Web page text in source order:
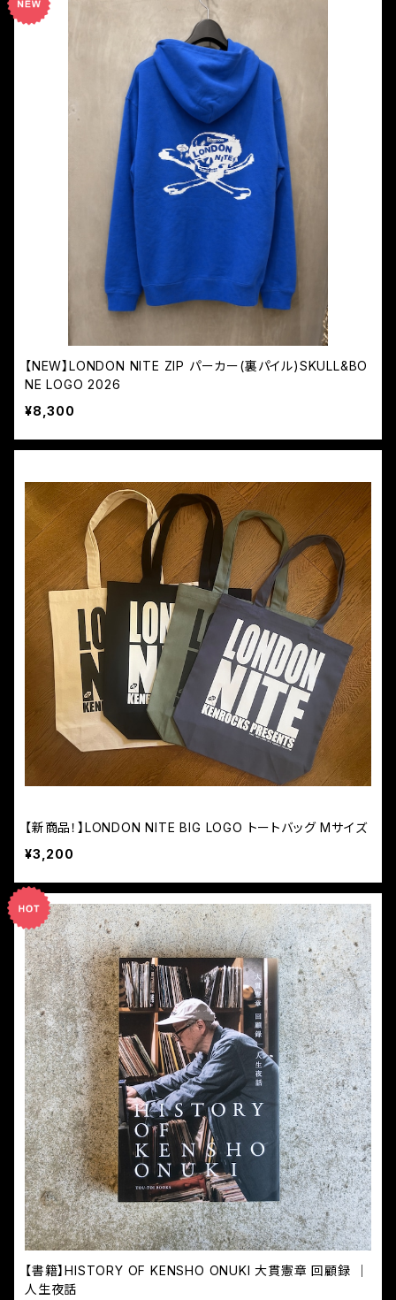
【NEW】LONDON NITE ZIP パーカー(裏パイル)SKULL&BO
NE LOGO 2026
¥8,300
【新商品！】LONDON NITE BIG LOGO トートバッグ Mサイズ
¥3,200
【書籍】HISTORY OF KENSHO ONUKI 大貫憲章 回顧録 ｜
人生夜話